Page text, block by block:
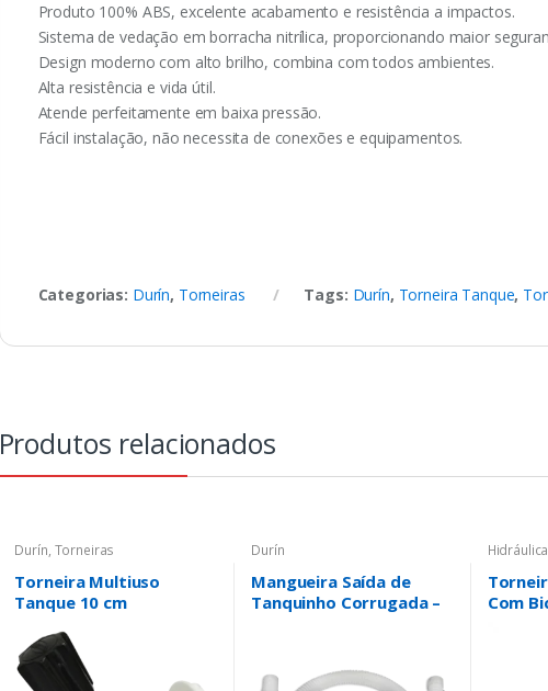
Produto 100% ABS, excelente acabamento e resistência a impactos.
Sistema de vedação em borracha nitrílica, proporcionando maior
Design moderno com alto brilho, combina com todos ambientes.
Alta resistência e vida útil.
Atende perfeitamente em baixa pressão.
Fácil instalação, não necessita de conexões e equipamentos.
Categorias: Durín, Torneiras Tags: Durín, Torneira Tanque,
Produtos relacionados
Durín, Torneiras
Torneira Multiuso
Tanque 10 cm
Durín
Mangueira Saída de
Tanquinho Corrugada –
Hidráulica
Com